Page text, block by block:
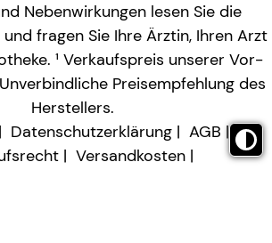
Nebenwirkungen lesen Sie die
fragen Sie Ihre Ärztin, Ihren Arzt
¹ Verkaufspreis unserer Vor-
Preisempfehlung des
Herstellers.
Datenschutzerklärung
AGB
Versandkosten